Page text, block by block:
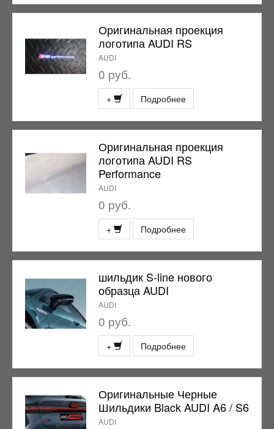
Оригинальная проекция
логотипа AUDI RS
AUDI
0 руб.
+ Подробнее
Оригинальная проекция
логотипа AUDI RS
Performance
AUDI
0 руб.
+ Подробнее
шильдик S-line нового
образца AUDI
AUDI
0 руб.
+ Подробнее
Оригинальные Черные
Шильдики Black AUDI A6 / S6
AUDI